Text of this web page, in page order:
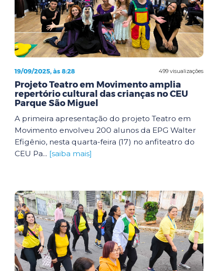
499 visualizações
19/09/2025, às 8:28
Projeto Teatro em Movimento amplia
repertório cultural das crianças no CEU
Parque São Miguel
A primeira apresentação do projeto Teatro em
Movimento envolveu 200 alunos da EPG Walter
Efigênio, nesta quarta-feira (17) no anfiteatro do
CEU Pa... [saiba mais]